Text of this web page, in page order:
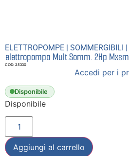
ELETTROPOMPE | SOMMERGIBILI |
elettropompa Mult.Somm. 2Hp
COD: 25330
Accedi per i
Disponibile
Disponibile
Aggiungi al carrello